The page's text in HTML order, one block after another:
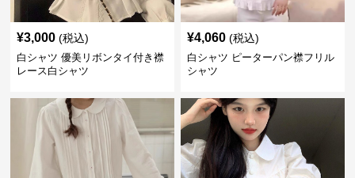
¥3,000 (税込)
白シャツ 優美リボンタイ付き襟
レース白シャツ
¥4,060 (税込)
白シャツ ピーターパン襟フリル
シャツ